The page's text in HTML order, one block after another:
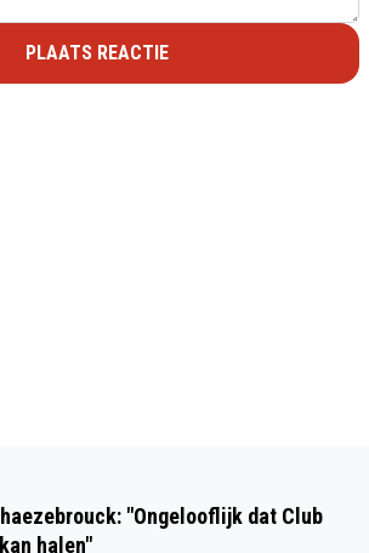
PLAATS REACTIE
"Ongelooflijk dat Club
halen"